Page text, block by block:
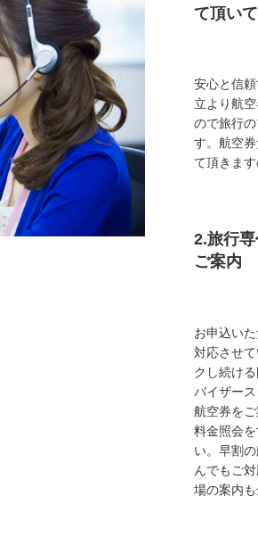
て頂い
安心と信
立より航
ので旅行
す。航空
て頂きま
2.旅行
ご案内
お申込い
対応させ
クし続け
バイザー
航空券を
料金照会
い。早割
んでもご
場の案内も